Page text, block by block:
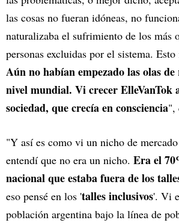
las cosas no fueran idóneas, no
naturalizaba el sufrimiento de los más
personas excluidas por el sistema. Esto
Aún no habían empezado las olas de
nivel mundial. Vi crecer ElleVanTok
sociedad, que crecía en consciencia",
"Y así es como vi un nicho de
entendí que no era un nicho. Era el
nacional que estaba fuera de los
eso pensé en los 'talles inclusivos'. Vi
población argentina bajo la línea de